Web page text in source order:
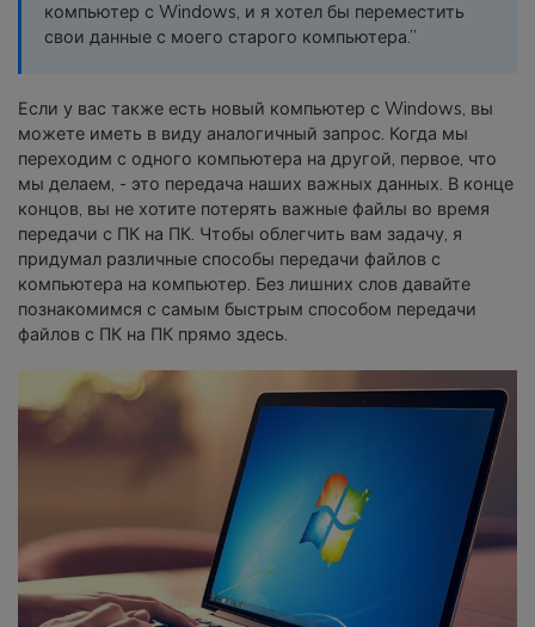
фотографии, видео и многое
другое со смартфона на смартфон,
Резервное копирование и
восстановление
Создавайте резервные копии для
18+ типов данных и данных
WhatsApp на ПК. С легкостью
восстанавливайте резервные
копии.
Перенос плейлистов
НОВИНКА
Переносите музыкальные
плейлисты с одного потокового
сервиса на другой.
Приложение
компьютер с Windows, и я хотел бы переместить
свои данные с моего старого компьютера.”
Если у вас также есть новый компьютер с Windows, вы
можете иметь в виду аналогичный запрос. Когда мы
переходим с одного компьютера на другой, первое, что
мы делаем, - это передача наших важных данных. В конце
концов, вы не хотите потерять важные файлы во время
передачи с ПК на ПК. Чтобы облегчить вам задачу, я
придумал различные способы передачи файлов с
компьютера на компьютер. Без лишних слов давайте
познакомимся с самым быстрым способом передачи
файлов с ПК на ПК прямо здесь.